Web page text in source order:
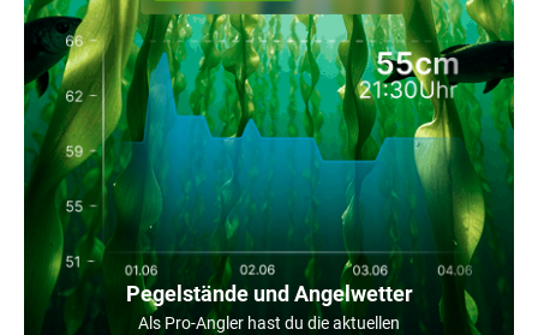
Pegelstände und Angelwetter
Als Pro-Angler hast du die aktuellen